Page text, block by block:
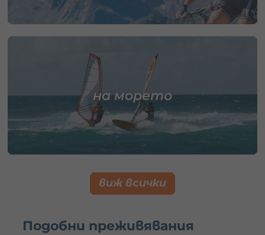
на морето
виж всички
Подобни преживявания